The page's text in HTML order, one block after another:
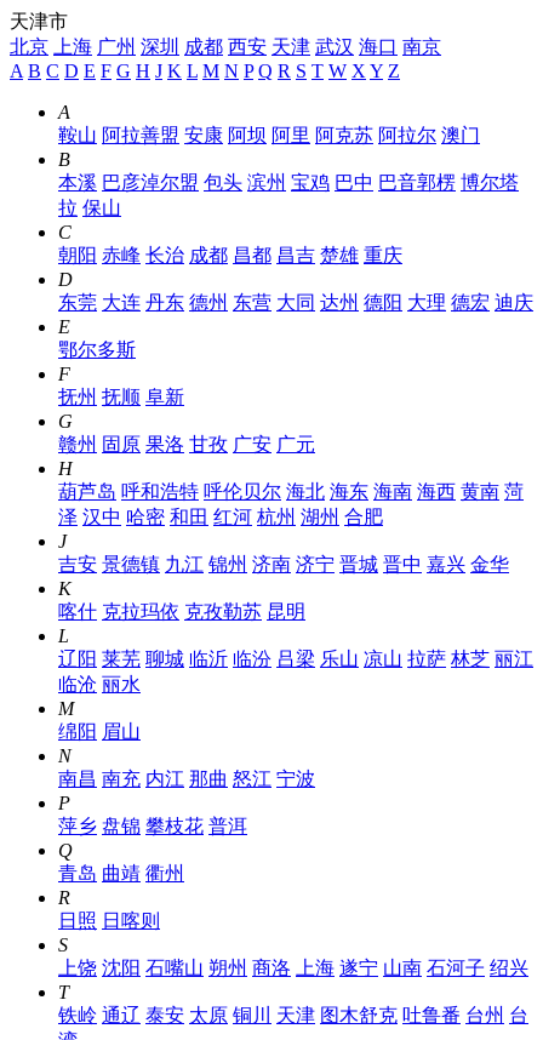
天津市
北京
上海 广州 深圳 成都 西安 天津 武汉 海口 南京
A B C D E F G H J K L M N P Q R S T W X Y Z
A
鞍山 阿拉善盟 安康 阿坝 阿里 阿克苏 阿拉尔 澳门
B
本溪 巴彦淖尔盟 包头 滨州 宝鸡 巴中 巴音郭楞 博尔塔
拉 保山
C
朝阳 赤峰 长治 成都 昌都 昌吉 楚雄 重庆
D
东莞 大连 丹东 德州 东营 大同 达州 德阳 大理 德宏 迪庆
E
鄂尔多斯
F
抚州 抚顺 阜新
G
赣州 固原 果洛 甘孜 广安 广元
H
葫芦岛 呼和浩特 呼伦贝尔 海北 海东 海南 海西 黄南 菏
泽 汉中 哈密 和田 红河 杭州 湖州 合肥
J
吉安 景德镇 九江 锦州 济南 济宁 晋城 晋中 嘉兴 金华
K
喀什 克拉玛依 克孜勒苏 昆明
L
辽阳 莱芜 聊城 临沂 临汾 吕梁 乐山 凉山 拉萨 林芝 丽江
临沧 丽水
M
绵阳 眉山
N
南昌 南充 内江 那曲 怒江 宁波
P
萍乡 盘锦 攀枝花 普洱
Q
青岛 曲靖 衢州
R
日照 日喀则
S
上饶 沈阳 石嘴山 朔州 商洛 上海 遂宁 山南 石河子 绍兴
T
铁岭 通辽 泰安 太原 铜川 天津 图木舒克 吐鲁番 台州 台